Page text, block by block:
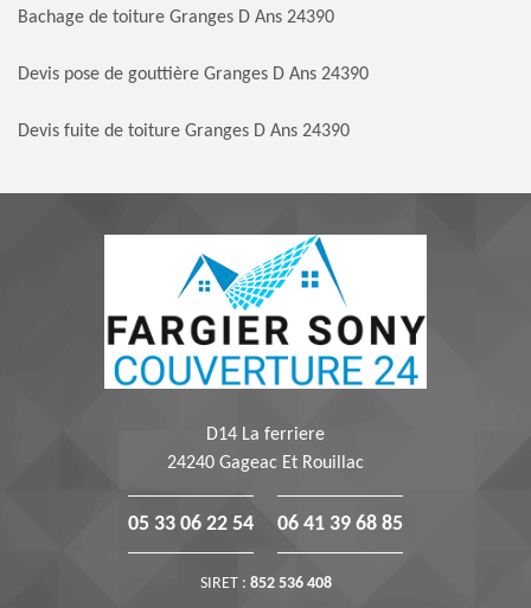
Bachage de toiture Granges D Ans 24390
Devis pose de gouttière Granges D Ans 24390
Devis fuite de toiture Granges D Ans 24390
D14 La ferriere
24240 Gageac Et Rouillac
05 33 06 22 54 06 41 39 68 85
SIRET : 852 536 408